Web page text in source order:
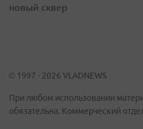
новый сквер
© 1997 - 2026 VLADNEWS
При любом использовании
обязательна. Коммерческий